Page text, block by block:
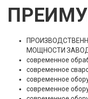
МОЩНОСТИ
современное
современное
современное
современное